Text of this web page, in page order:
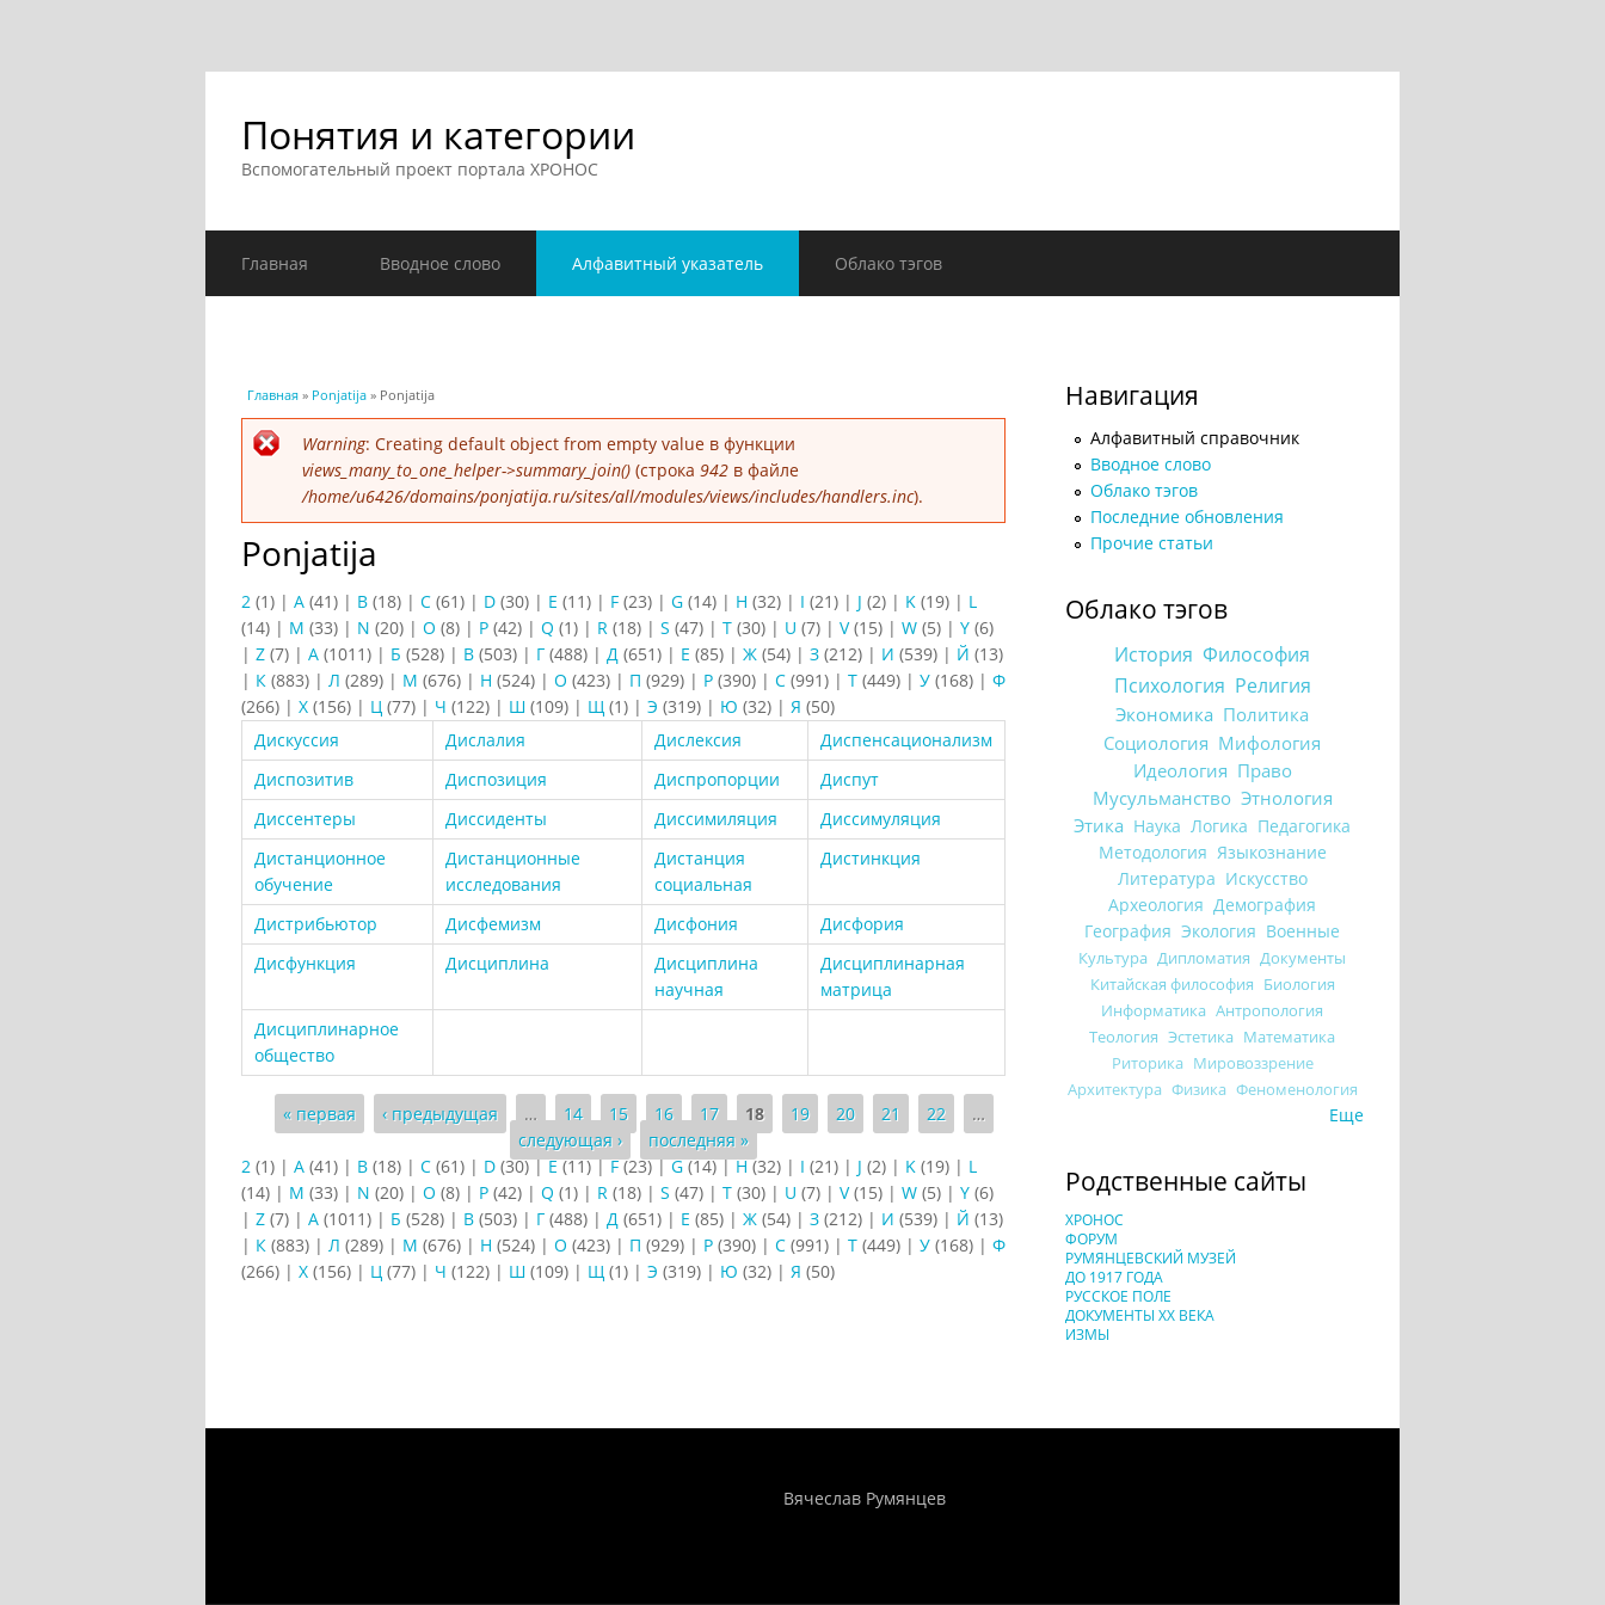
Понятия и категории
Вспомогательный проект портала ХРОНОС
Главная Вводное слово Алфавитный указатель Облако тэгов
Вы здесь
Главная » Ponjatija » Ponjatija
Сообщение об ошибке
Warning: Creating default object from empty value в функции
views_many_to_one_helper->summary_join() (строка 942 в файле
/home/u6426/domains/ponjatija.ru/sites/all/modules/views/includes/handlers.inc).
Ponjatija
2 (1) | A (41) | B (18) | C (61) | D (30) | E (11) | F (23) | G (14) | H (32) | I (21) | J (2) | K (19) | L
(14) | M (33) | N (20) | O (8) | P (42) | Q (1) | R (18) | S (47) | T (30) | U (7) | V(15) | W (5) | Y (6)
| Z (7) | А (1011) | Б (528) | В (503) | Г (488) | Д (651) | Е (85) | Ж (54) | З (212) | И (539) | Й (13)
| К (883) | Л (289) | М (676) | Н (524) | О (423) | П (929) | Р (390) | С (991) | Т (449) | У (168) | Ф
(266) | Х (156) | Ц (77) | Ч (122) | Ш (109) | Щ (1) | Э (319) | Ю (32) | Я (50)
Дискуссия
Дислалия Дислексия
Диспенсационализм
Диспозитив
Диспозиция Диспропорции
Диспут
Диссентеры
Диссиденты Диссимиляция
Диссимуляция
Дистанционное
обучение
Дистанционные
исследования
Дистанция
социальная
Дистинкция
Дистрибьютор Дисфемизм Дисфония
Дисфория
Дисфункция
Дисциплина
Дисциплина
научная
Дисциплинарная
матрица
Дисциплинарное
общество
Страницы
« первая ‹ предыдущая … 14 15 16 17 18 19 20 21 22
…
следующая ›
последняя »
2 (1) | A (41) | B (18) | C (61) | D (30)|E(11)|F(23)|G(14)|H(32) | I (21) | J (2) | K (19) | L
(14) | M (33) | N (20) | O (8) | P (42) | Q (1) | R (18) | S (47) | T (30) | U (7) | V(15) | W (5) | Y (6)
| Z (7) | А (1011) | Б (528) | В (503) | Г (488) | Д (651) | Е (85) | Ж (54) | З (212) | И (539) | Й (13)
| К (883) | Л (289) | М (676) | Н (524) | О (423) | П (929) | Р (390) | С (991) | Т (449) | У (168) | Ф
(266) | Х (156) | Ц (77) | Ч (122) | Ш (109) | Щ (1) | Э (319) | Ю (32) | Я (50)
Навигация
Алфавитный справочник
Вводное слово
Облако тэгов
Последние обновления
Прочие статьи
Облако тэгов
История Философия
Психология Религия
Экономика Политика
Социология Мифология
Идеология Право
Мусульманство Этнология
Этика Наука Логика Педагогика
Методология Языкознание
Литература Искусство
Археология Демография
География Экология Военные
Культура Дипломатия Документы
Китайская философия Биология
Информатика Антропология
Теология Эстетика Математика
Риторика Мировоззрение
Архитектура Физика Феноменология
Еще
Родственные сайты
ХРОНОС
ФОРУМ
РУМЯНЦЕВСКИЙ МУЗЕЙ
ДО 1917 ГОДА
РУССКОЕ ПОЛЕ
ДОКУМЕНТЫ XX ВЕКА
ИЗМЫ
Вячеслав Румянцев